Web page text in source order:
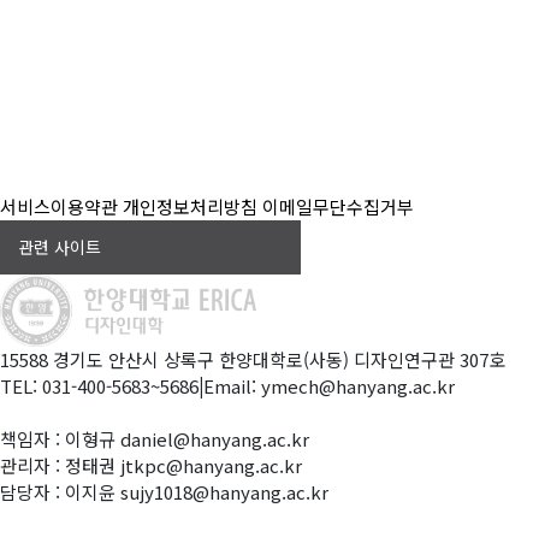
서비스이용약관개인정보처리방침 이메일무단수집거부
관련 사이트
15588 경기도 안산시 상록구 한양대학로(사동) 디자인연구관 307호
TEL: 031-400-5683~5686|Email: ymech@hanyang.ac.kr
책임자 : 이형규 daniel@hanyang.ac.kr
관리자 : 정태권 jtkpc@hanyang.ac.kr
담당자 : 이지윤 sujy1018@hanyang.ac.kr